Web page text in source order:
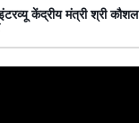
केंद्रीय मंत्री श्री कौशल